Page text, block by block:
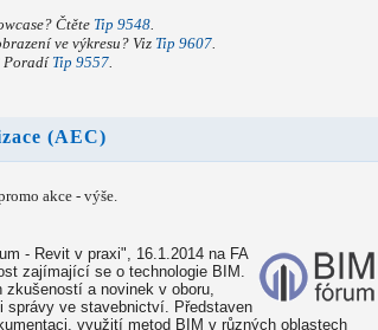
Čtěte Tip 9548.
ve výkresu? Viz Tip 9607.
Poradí Tip 9557.
(AEC)
akce - výše.
- Revit v praxi", 16.1.2014 na FA
zajímající se o technologie BIM.
a novinek v oboru,
správy ve stavebnictví. Představen
využití metod BIM v různých oblastech